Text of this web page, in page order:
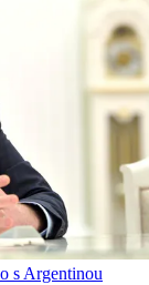
s Argentinou